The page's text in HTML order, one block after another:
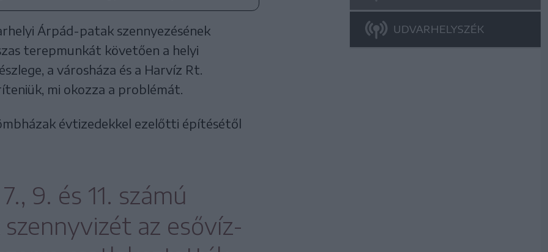
Árpád-patak szennyezésének
terepmunkát követően a helyi
a városháza és a Harvíz Rt.
mi okozza a problémát.
évtizedekkel ezelőtti építésétől
9. és 11. számú
az esővíz-
UDVARHELYSZÉK